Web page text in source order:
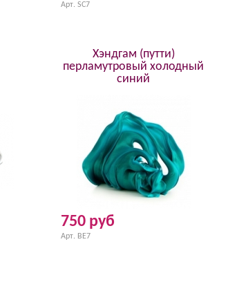
Арт. SC7
Хэндгам (путти)
перламутровый холодный
синий
750 руб
Арт. BE7